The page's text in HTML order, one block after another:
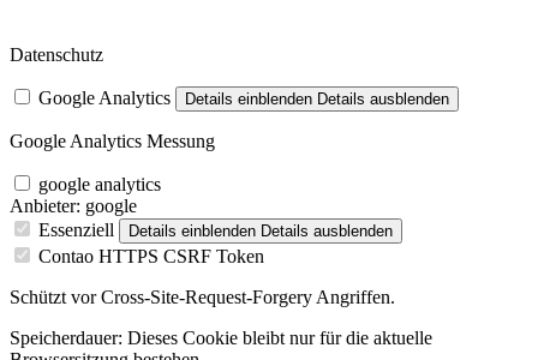
Datenschutz
Google Analytics Details einblenden Details ausblenden
Google Analytics Messung
google analytics
Anbieter: google
Essenziell
Details einblenden Details ausblenden
Contao HTTPS CSRF Token
Schützt vor Cross-Site-Request-Forgery Angriffen.
Speicherdauer: Dieses Cookie bleibt nur für die aktuelle